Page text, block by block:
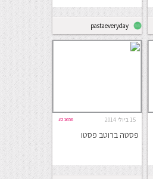
pastaeveryday
15 ביולי 2014 #21656
פסטה ברוטב פסטו